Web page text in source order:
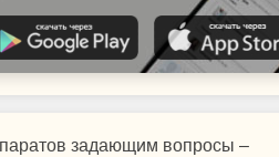
задающим вопросы –